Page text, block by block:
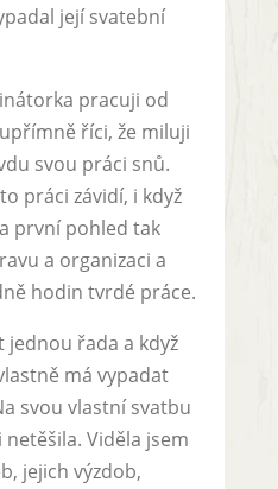
její svatební
pracuji od
říci, že miluji
svou práci snů.
práci závidí, i když
první pohled tak
a organizaci a
hodin tvrdé práce.
jednou řada a když
má vypadat
svou vlastní svatbu
Viděla jsem
jejich výzdob,